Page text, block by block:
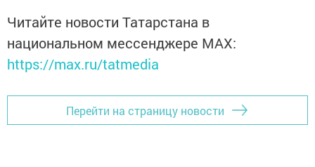
Читайте новости Татарстана в
национальном мессенджере MАХ:
https://max.ru/tatmedia
Перейти на страницу новости